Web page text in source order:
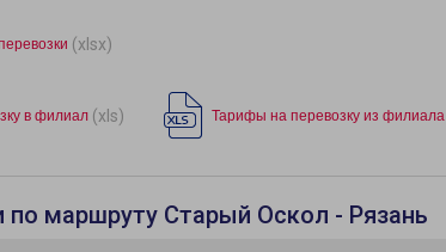
(xlsx)
в филиал (xls) Тарифы на перевозку из филиала
по маршруту Старый Оскол - Рязань